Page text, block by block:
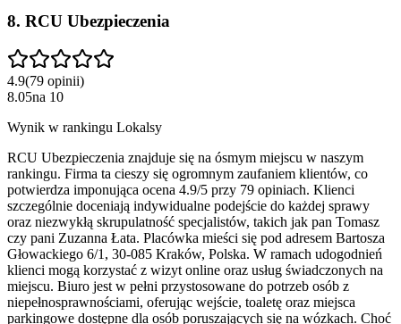
8. RCU Ubezpieczenia
4.9(79 opinii)
8.05na 10
Wynik w rankingu Lokalsy
RCU Ubezpieczenia znajduje się na ósmym miejscu w naszym
rankingu. Firma ta cieszy się ogromnym zaufaniem klientów, co
potwierdza imponująca ocena 4.9/5 przy 79 opiniach. Klienci
szczególnie doceniają indywidualne podejście do każdej sprawy
oraz niezwykłą skrupulatność specjalistów, takich jak pan Tomasz
czy pani Zuzanna Łata. Placówka mieści się pod adresem Bartosza
Głowackiego 6/1, 30-085 Kraków, Polska. W ramach udogodnień
klienci mogą korzystać z wizyt online oraz usług świadczonych na
miejscu. Biuro jest w pełni przystosowane do potrzeb osób z
niepełnosprawnościami, oferując wejście, toaletę oraz miejsca
parkingowe dostępne dla osób poruszających się na wózkach. Choć